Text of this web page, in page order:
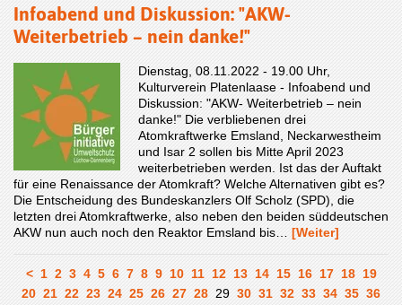
Infoabend und Diskussion: "AKW-
Weiterbetrieb – nein danke!"
Dienstag, 08.11.2022 - 19.00 Uhr,
Kulturverein Platenlaase - Infoabend und
Diskussion: "AKW- Weiterbetrieb – nein
danke!" Die verbliebenen drei
Atomkraftwerke Emsland, Neckarwestheim
und Isar 2 sollen bis Mitte April 2023
weiterbetrieben werden. Ist das der Auftakt
für eine Renaissance der Atomkraft? Welche Alternativen gibt es?
Die Entscheidung des Bundeskanzlers Olf Scholz (SPD), die
letzten drei Atomkraftwerke, also neben den beiden süddeutschen
AKW nun auch noch den Reaktor Emsland bis… [Weiter]
< 1 2 3 4 5 6 7 8 9 10 11 12 13 14 15 16 17 18 19
20 21 22 23 24 25 26 27 28 29 30 31 32 33 34 35 36